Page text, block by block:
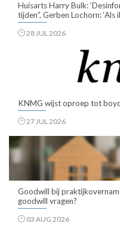
Huisarts Harry Bulk:
tijden”, Gerben Lochorn: ‘Als
28 JUL 2026
KNMG wijst oproep tot
27 JUL 2026
Goodwill bij
goodwill vragen?
03 AUG 2026